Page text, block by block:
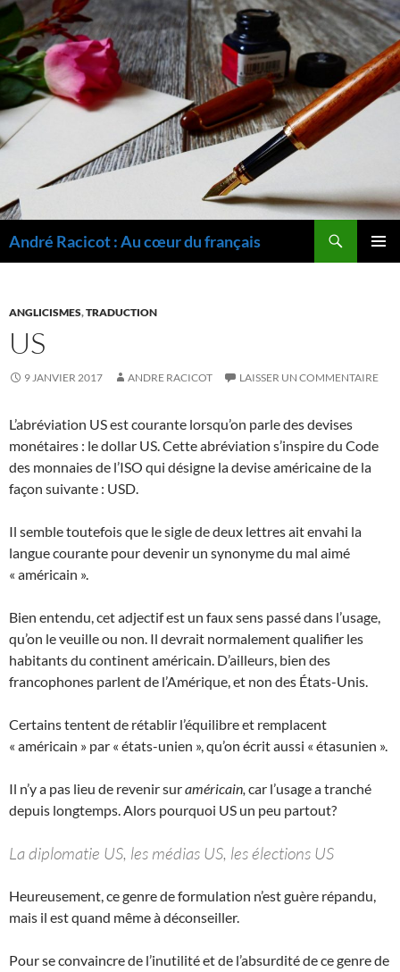
André Racicot : Au cœur du français
ANGLICISMES,TRADUCTION
US
9 JANVIER 2017 ANDRE RACICOT LAISSER UN COMMENTAIRE
L’abréviation US est courante lorsqu’on parle des devises
monétaires : le dollar US. Cette abréviation s’inspire du Code
des monnaies de l’ISO qui désigne la devise américaine de la
façon suivante : USD.
Il semble toutefois que le sigle de deux lettres ait envahi la
langue courante pour devenir un synonyme du mal aimé
« américain ».
Bien entendu, cet adjectif est un faux sens passé dans l’usage,
qu’on le veuille ou non. Il devrait normalement qualifier les
habitants du continent américain. D’ailleurs, bien des
francophones parlent de l’Amérique, et non des États-Unis.
Certains tentent de rétablir l’équilibre et remplacent
« américain » par « états-unien », qu’on écrit aussi « étasunien ».
Il n’y a pas lieu de revenir suraméricain, car l’usage a tranché
depuis longtemps. Alors pourquoi US un peu partout?
La diplomatie US, les médias US, les élections US
Heureusement, ce genre de formulation n’est guère répandu,
mais il est quand même à déconseiller.
Pour se convaincre de l’inutilité et de l’absurdité de ce genre de